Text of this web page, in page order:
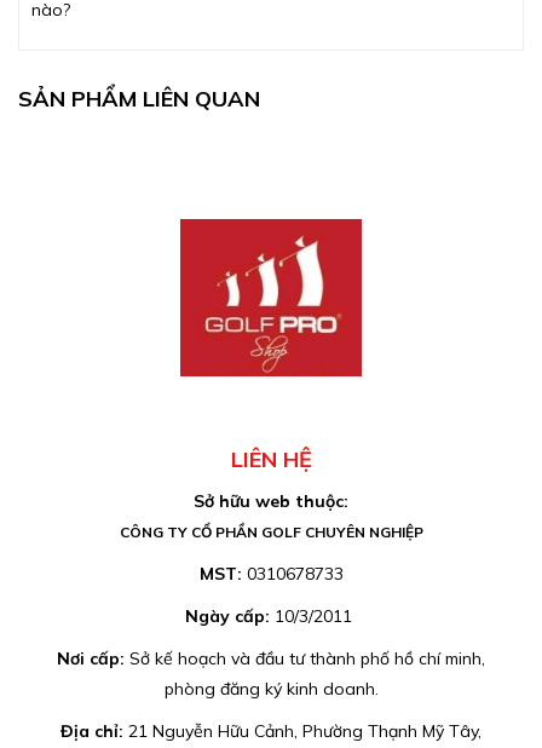
nào?
SẢN PHẨM LIÊN QUAN
LIÊN HỆ
Sở hữu web thuộc:
CÔNG TY CỔ PHẦN GOLF CHUYÊN NGHIỆP
MST: 0310678733
Ngày cấp: 10/3/2011
Nơi cấp: Sở kế hoạch và đầu tư thành phố hồ chí minh,
phòng đăng ký kinh doanh.
Địa chỉ: 21 Nguyễn Hữu Cảnh, Phường Thạnh Mỹ Tây,